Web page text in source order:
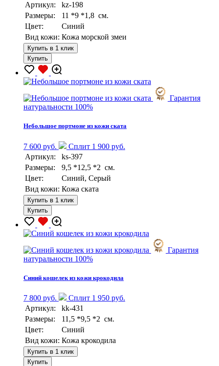
Артикул:
kz-198
Размеры:
11 *9 *1,8 см.
Цвет:
Синий
Вид кожи: Кожа морской змеи
Купить в 1 клик
Купить
Гарантия
натуральности 100%
Небольшое портмоне из кожи ската
7 600 руб.
Сплит 1 900 руб.
Артикул:
ks-397
Размеры:
9,5 *12,5 *2 см.
Цвет:
Синий, Серый
Вид кожи: Кожа ската
Купить в 1 клик
Купить
Гарантия
натуральности 100%
Синий кошелек из кожи крокодила
7 800 руб.
Сплит 1 950 руб.
Артикул:
kk-431
Размеры:
11,5 *9,5 *2 см.
Цвет:
Синий
Вид кожи: Кожа крокодила
Купить в 1 клик
Купить